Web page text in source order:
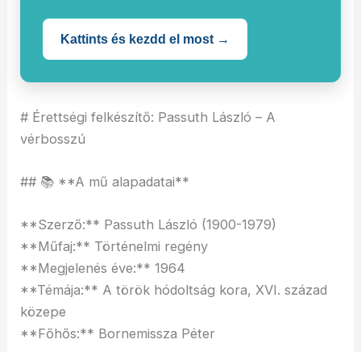
Kattints és kezdd el most →
# Érettségi felkészítő: Passuth László – A
vérbosszú
## 📚 **A mű alapadatai**
**Szerző:** Passuth László (1900-1979)
**Műfaj:** Történelmi regény
**Megjelenés éve:** 1964
**Témája:** A török hódoltság kora, XVI. század
közepe
**Főhős:** Bornemissza Péter